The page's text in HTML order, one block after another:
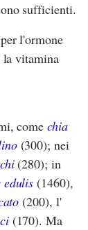
sufficienti.
l'ormone
vitamina
comechia
(300); nei
(280); in
edulis (1460),
(200), l'
(170). Ma